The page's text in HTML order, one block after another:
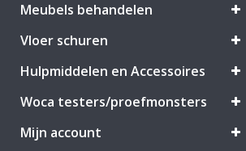
Meubels behandelen
Vloer schuren
Hulpmiddelen en Accessoires
Woca testers/proefmonsters
Mijn account